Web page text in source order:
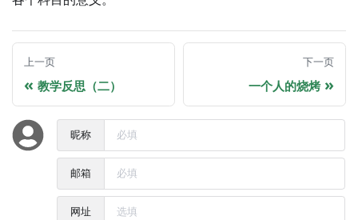
上一页
教学反思（二）
下一页
一个人的烧烤
昵称
邮箱
网址